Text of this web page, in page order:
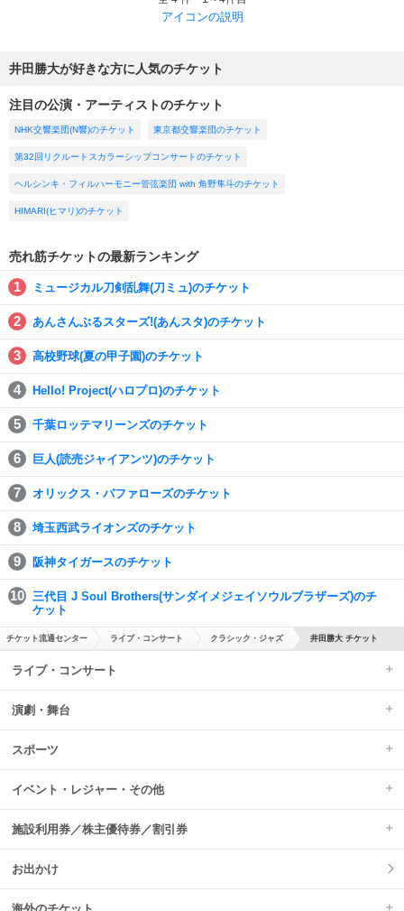
アイコンの説明
井田勝大が好きな方に人気のチケット
注目の公演・アーティストのチケット
NHK交響楽団(N響)のチケット 東京都交響楽団のチケット
第32回リクルートスカラーシップコンサートのチケット
ヘルシンキ・フィルハーモニー管弦楽団 with 角野隼斗のチケット
HIMARI(ヒマリ)のチケット
売れ筋チケットの最新ランキング
ミュージカル刀剣乱舞(刀ミュ)のチケット
あんさんぶるスターズ!(あんスタ)のチケット
高校野球(夏の甲子園)のチケット
Hello! Project(ハロプロ)のチケット
千葉ロッテマリーンズのチケット
巨人(読売ジャイアンツ)のチケット
オリックス・バファローズのチケット
埼玉西武ライオンズのチケット
阪神タイガースのチケット
三代目 J Soul Brothers(サンダイメジェイソウルブラザーズ)のチ
ケット
チケット流通センター ライブ・コンサート クラシック・ジャズ 井田勝大 チケット
ライブ・コンサート
演劇・舞台
スポーツ
イベント・レジャー・その他
施設利用券／株主優待券／割引券
お出かけ